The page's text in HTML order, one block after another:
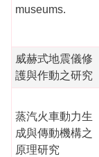
museums.
威赫式地震儀修
護與作動之研究
蒸汽火車動力生
成與傳動機構之
原理研究